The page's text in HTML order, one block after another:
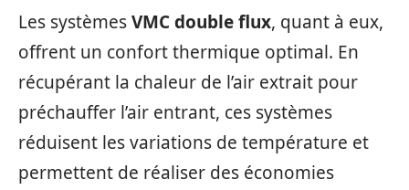
Les systèmesVMC double flux, quant à eux,
offrent un confort thermique optimal. En
récupérant la chaleur de l’air extrait pour
préchauffer l’air entrant, ces systèmes
réduisent les variations de température et
permettent de réaliser des économies